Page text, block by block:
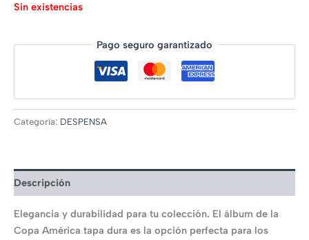
Sin existencias
Pago seguro garantizado
Categoría: DESPENSA
Descripción
Elegancia y durabilidad para tu colección. El álbum de la
Copa América tapa dura es la opción perfecta para los